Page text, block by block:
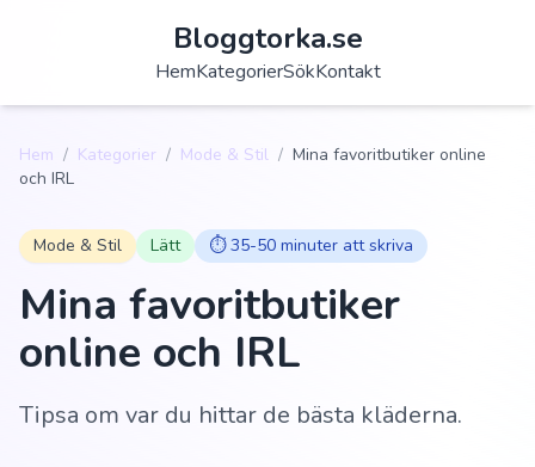
Bloggtorka.se
HemKategorierSökKontakt
Hem / Kategorier / Mode & Stil / Mina favoritbutiker online
och IRL
Mode & Stil Lätt ⏱️35-50 minuter att skriva
Mina favoritbutiker
online och IRL
Tipsa om var du hittar de bästa kläderna.